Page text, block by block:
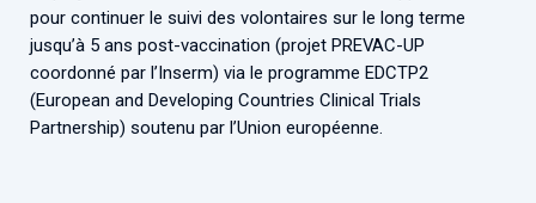
pour continuer le suivi des volontaires sur le long terme
jusqu’à 5 ans post-vaccination (projet PREVAC-UP
coordonné par l’Inserm) via le programme EDCTP2
(European and Developing Countries Clinical Trials
Partnership) soutenu par l’Union européenne.